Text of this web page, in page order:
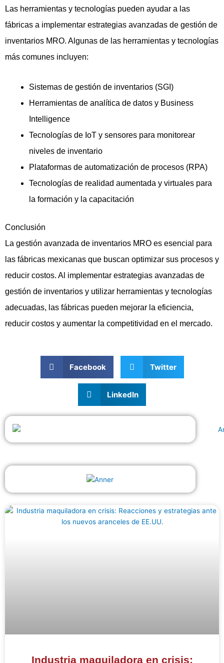
Las herramientas y tecnologías pueden ayudar a las
fábricas a implementar estrategias avanzadas de gestión de
inventarios MRO. Algunas de las herramientas y tecnologías
más comunes incluyen:
Sistemas de gestión de inventarios (SGI)
Herramientas de analítica de datos y Business
Intelligence
Tecnologías de IoT y sensores para monitorear
niveles de inventario
Plataformas de automatización de procesos (RPA)
Tecnologías de realidad aumentada y virtuales para
la formación y la capacitación
Conclusión
La gestión avanzada de inventarios MRO es esencial para
las fábricas mexicanas que buscan optimizar sus procesos y
reducir costos. Al implementar estrategias avanzadas de
gestión de inventarios y utilizar herramientas y tecnologías
adecuadas, las fábricas pueden mejorar la eficiencia,
reducir costos y aumentar la competitividad en el mercado.
Facebook Twitter
LinkedIn
Industria maquiladora en crisis: